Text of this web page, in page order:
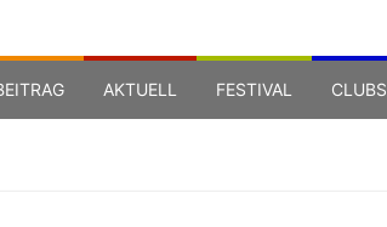
AKTUELL FESTIVAL CLUBS